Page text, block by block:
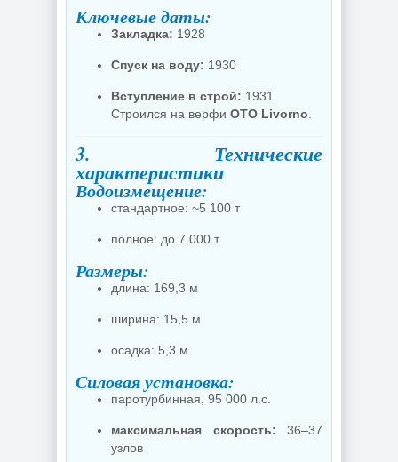
Ключевые даты:
Закладка: 1928
Спуск на воду: 1930
Вступление в строй: 1931
Строился на верфи OTO Livorno
3. Технические
характеристики
Водоизмещение:
стандартное: ~5 100 т
полное: до 7 000 т
Размеры:
длина: 169,3 м
ширина: 15,5 м
осадка: 5,3 м
Силовая установка:
паротурбинная, 95 000 л.с.
максимальная скорость: 36–37
узлов